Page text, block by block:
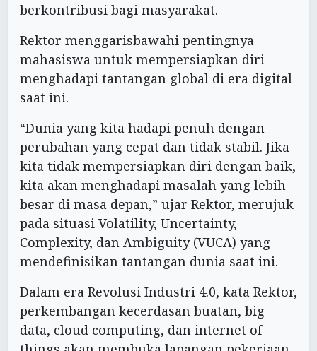
berkontribusi bagi masyarakat.
Rektor menggarisbawahi pentingnya
mahasiswa untuk mempersiapkan diri
menghadapi tantangan global di era digital
saat ini.
“Dunia yang kita hadapi penuh dengan
perubahan yang cepat dan tidak stabil. Jika
kita tidak mempersiapkan diri dengan baik,
kita akan menghadapi masalah yang lebih
besar di masa depan,” ujar Rektor, merujuk
pada situasi Volatility, Uncertainty,
Complexity, dan Ambiguity (VUCA) yang
mendefinisikan tantangan dunia saat ini.
Dalam era Revolusi Industri 4.0, kata Rektor,
perkembangan kecerdasan buatan, big
data, cloud computing, dan internet of